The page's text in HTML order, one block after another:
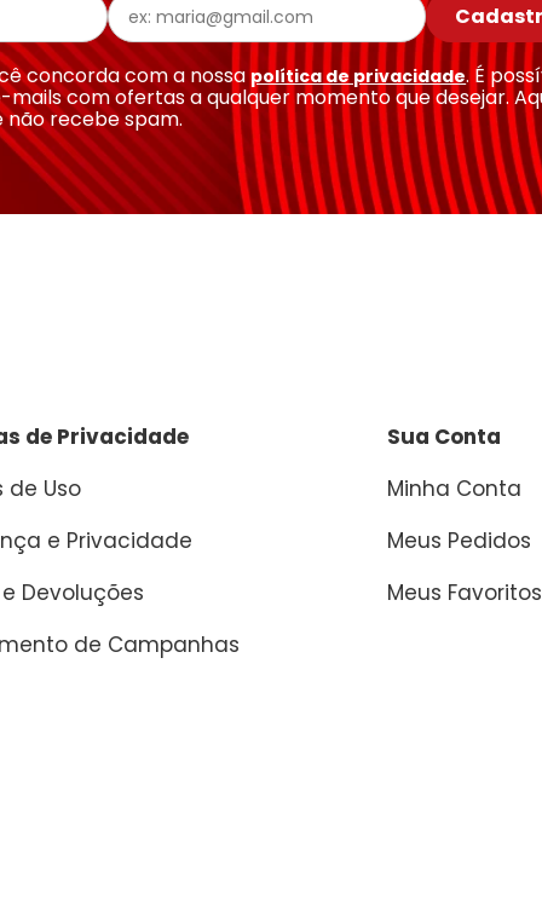
concorda com a nossa política de privacidade. É
com ofertas a qualquer momento que desejar.
não recebe spam.
de Privacidade
de Uso
e Privacidade
Devoluções
de Campanhas
Sua Conta
Minha Conta
Meus Pedidos
Meus Favoritos